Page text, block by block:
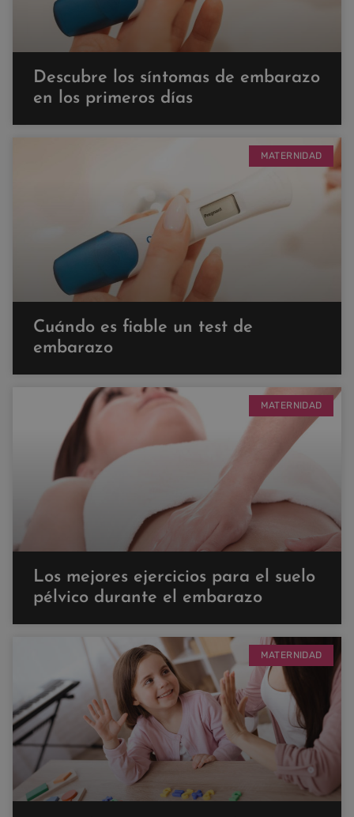
Descubre los síntomas de embarazo
en los primeros días
MATERNIDAD
Cuándo es fiable un test de
embarazo
MATERNIDAD
Los mejores ejercicios para el suelo
pélvico durante el embarazo
MATERNIDAD